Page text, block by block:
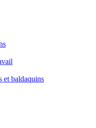
et baldaquins